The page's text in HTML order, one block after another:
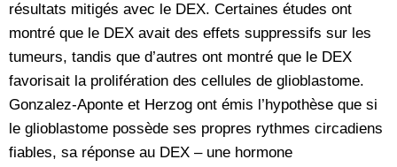
résultats mitigés avec le DEX. Certaines études ont
montré que le DEX avait des effets suppressifs sur les
tumeurs, tandis que d’autres ont montré que le DEX
favorisait la prolifération des cellules de glioblastome.
Gonzalez-Aponte et Herzog ont émis l’hypothèse que si
le glioblastome possède ses propres rythmes circadiens
fiables, sa réponse au DEX – une hormone